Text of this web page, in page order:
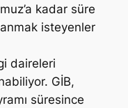
kadar süre
isteyenler
daireleri
GİB,
süresince